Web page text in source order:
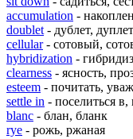
accumulation -
doublet - дублет, дуплет
cellular- сотовый,
hybridization -
clearness - ясность,
esteem - почитать,
settle in - поселиться в,
blanc - блан, бланк
rye - рожь, ржаная